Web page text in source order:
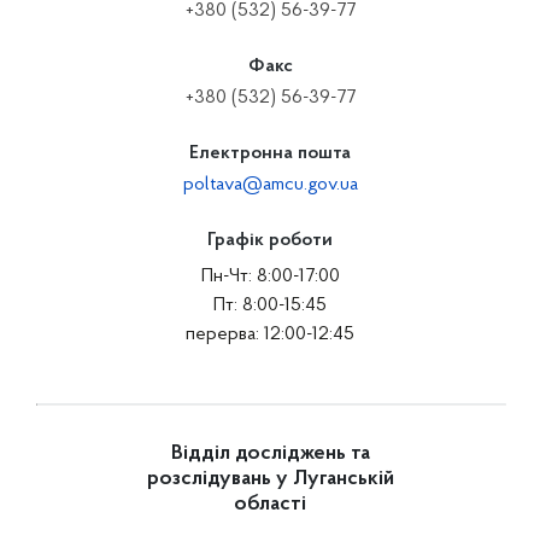
+380 (532) 56-39-77
Факс
+380 (532) 56-39-77
Електронна пошта
poltava@amcu.gov.ua
Графік роботи
Пн-Чт: 8:00-17:00
Пт: 8:00-15:45
перерва: 12:00-12:45
Відділ досліджень та
розслідувань у Луганській
області